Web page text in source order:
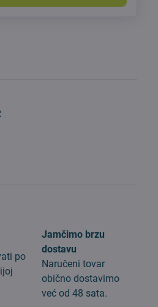
po
Jamčimo brzu
dostavu
Naručeni tovar
obično dostavimo
već od 48 sata.